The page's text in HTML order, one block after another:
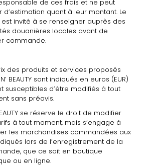
de ces frais et ne peut
d’estimation quant à leur montant. Le
invité à se renseigner auprès des
douanières locales avant de
commande.
des produits et services proposés
BEAUTY sont indiqués en euros (EUR)
susceptibles d’être modifiés à tout
sans préavis.
se réserve le droit de modifier
à tout moment, mais s’engage à
les marchandises commandées aux
lors de l’enregistrement de la
que ce soit en boutique
ou en ligne.